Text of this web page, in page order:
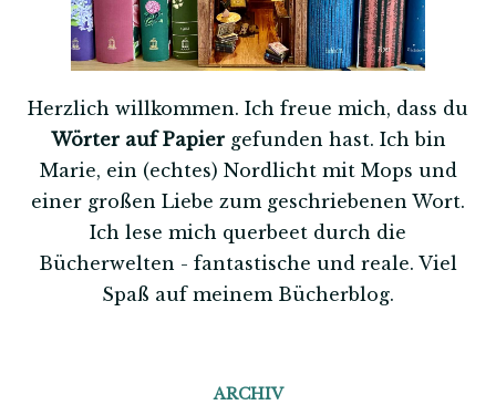
Herzlich willkommen. Ich freue mich, dass du
Wörter auf Papiergefunden hast. Ich bin
Marie, ein (echtes) Nordlicht mit Mops und
einer großen Liebe zum geschriebenen Wort.
Ich lese mich querbeet durch die
Bücherwelten - fantastische und reale. Viel
Spaß auf meinem Bücherblog.
ARCHIV